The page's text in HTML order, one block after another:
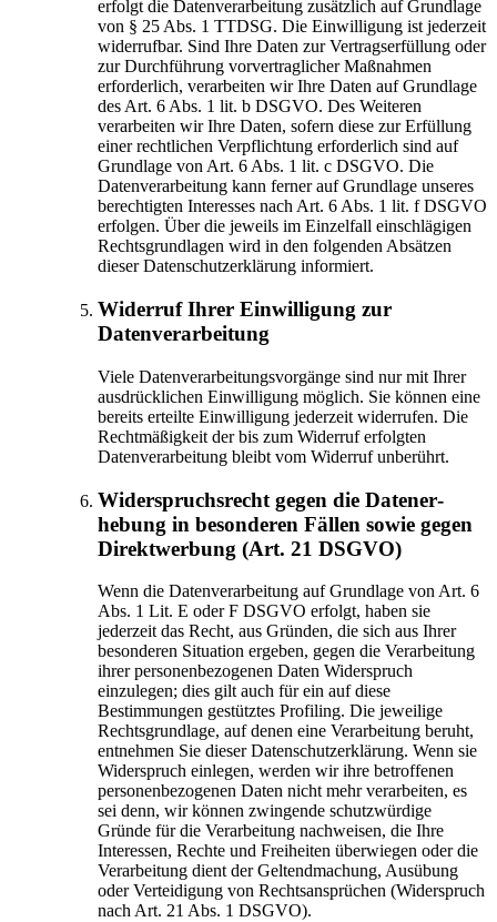
erfolgt die Datenverarbeitung zusätzlich auf Grundlage
von § 25 Abs. 1 TTDSG. Die Einwilligung ist jederzeit
widerrufbar. Sind Ihre Daten zur Vertragserfüllung oder
zur Durchführung vorvertraglicher Maßnahmen
erforderlich, verarbeiten wir Ihre Daten auf Grundlage
des Art. 6 Abs. 1 lit. b DSGVO. Des Weiteren
verarbeiten wir Ihre Daten, sofern diese zur Erfüllung
einer rechtlichen Verpflichtung erforderlich sind auf
Grundlage von Art. 6 Abs. 1 lit. c DSGVO. Die
Datenverarbeitung kann ferner auf Grundlage unseres
berechtigten Interesses nach Art. 6 Abs. 1 lit. f DSGVO
erfolgen. Über die jeweils im Einzelfall einschlägigen
Rechtsgrundlagen wird in den folgenden Absätzen
dieser Datenschutzerklärung informiert.
Widerruf Ihrer Einwilligung zur
Datenverarbeitung
Viele Datenverarbeitungsvorgänge sind nur mit Ihrer
ausdrücklichen Einwilligung möglich. Sie können eine
bereits erteilte Einwilligung jederzeit widerrufen. Die
Rechtmäßigkeit der bis zum Widerruf erfolgten
Datenverarbeitung bleibt vom Widerruf unberührt.
Widerspruchsrecht gegen die Daten­er­
hebung in besonderen Fällen sowie gegen
Direkt­werbung (Art. 21 DSGVO)
Wenn die Datenverarbeitung auf Grundlage von Art. 6
Abs. 1 Lit. E oder F DSGVO erfolgt, haben sie
jederzeit das Recht, aus Gründen, die sich aus Ihrer
besonderen Situation ergeben, gegen die Verarbeitung
ihrer personenbezogenen Daten Widerspruch
einzulegen; dies gilt auch für ein auf diese
Bestimmungen gestütztes Profiling. Die jeweilige
Rechtsgrundlage, auf denen eine Verarbeitung beruht,
entnehmen Sie dieser Datenschutzerklärung. Wenn sie
Widerspruch einlegen, werden wir ihre betroffenen
personenbezogenen Daten nicht mehr verarbeiten, es
sei denn, wir können zwingende schutzwürdige
Gründe für die Verarbeitung nachweisen, die Ihre
Interessen, Rechte und Freiheiten überwiegen oder die
Verarbeitung dient der Geltendmachung, Ausübung
oder Verteidigung von Rechtsansprüchen (Widerspruch
nach Art. 21 Abs. 1 DSGVO).